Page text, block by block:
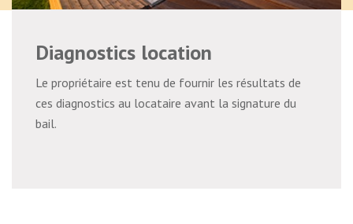
Diagnostics location
Le propriétaire est tenu de fournir les résultats de
ces diagnostics au locataire avant la signature du
bail.